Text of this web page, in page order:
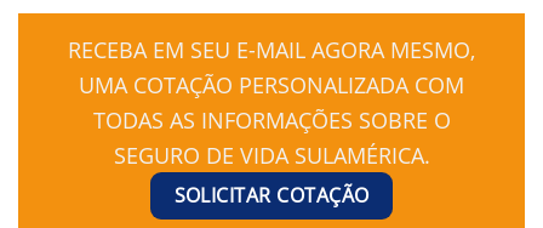
RECEBA EM SEU E-MAIL AGORA MESMO,
UMA COTAÇÃO PERSONALIZADA COM
TODAS AS INFORMAÇÕES SOBRE O
SEGURO DE VIDA SULAMÉRICA.
SOLICITAR COTAÇÃO